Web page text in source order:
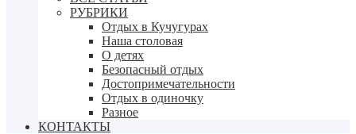
РУБРИКИ
Отдых в Кучугурах
Наша столовая
О детях
Безопасный отдых
Достопримечательности
Отдых в одиночку
Разное
КОНТАКТЫ